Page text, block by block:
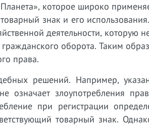
которое широко
знак и его
деятельности, которую
оборота. Таким
права.
решений. Например,
означает злоупотребления
при регистрации
товарный знак.